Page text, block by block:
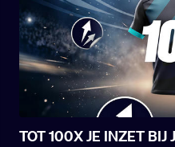
voet.
TOT 100X JE INZET BIJ